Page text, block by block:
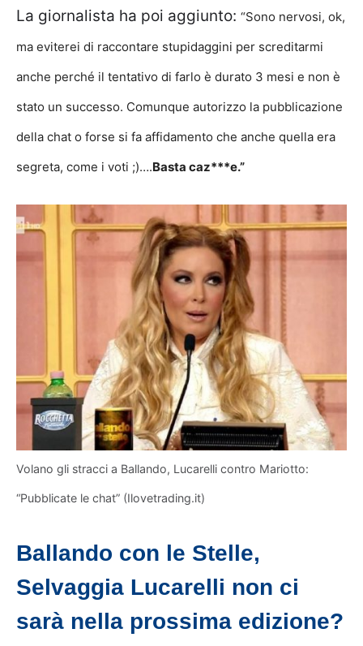
La giornalista ha poi aggiunto: “Sono nervosi, ok,
ma eviterei di raccontare stupidaggini per screditarmi
anche perché il tentativo di farlo è durato 3 mesi e non è
stato un successo. Comunque autorizzo la pubblicazione
della chat o forse si fa affidamento che anche quella era
segreta, come i voti ;)….Basta caz***e.”
Volano gli stracci a Ballando, Lucarelli contro Mariotto:
“Pubblicate le chat” (Ilovetrading.it)
Ballando con le Stelle,
Selvaggia Lucarelli non ci
sarà nella prossima edizione?